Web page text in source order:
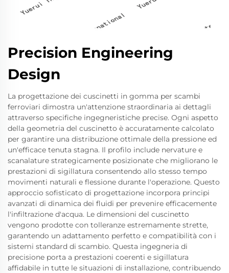
Precision Engineering
Design
La progettazione dei cuscinetti in gomma per scambi
ferroviari dimostra un'attenzione straordinaria ai dettagli
attraverso specifiche ingegneristiche precise. Ogni aspetto
della geometria del cuscinetto è accuratamente calcolato
per garantire una distribuzione ottimale della pressione ed
un'efficace tenuta stagna. Il profilo include nervature e
scanalature strategicamente posizionate che migliorano le
prestazioni di sigillatura consentendo allo stesso tempo
movimenti naturali e flessione durante l'operazione. Questo
approccio sofisticato di progettazione incorpora principi
avanzati di dinamica dei fluidi per prevenire efficacemente
l'infiltrazione d'acqua. Le dimensioni del cuscinetto
vengono prodotte con tolleranze estremamente strette,
garantendo un adattamento perfetto e compatibilità con i
sistemi standard di scambio. Questa ingegneria di
precisione porta a prestazioni coerenti e sigillatura
affidabile in tutte le situazioni di installazione, contribuendo